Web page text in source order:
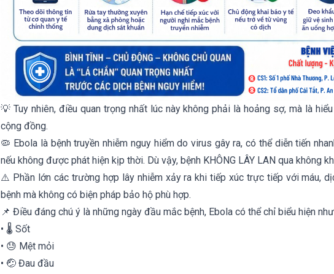
💡 Tuy nhiên, điều quan trọng nhất lúc này không phải là hoảng sợ, mà là
cộng đồng.
🦠 Ebola là bệnh truyền nhiễm nguy hiểm do virus gây ra, có thể diễn tiến
nếu không được phát hiện kịp thời. Dù vậy, bệnh KHÔNG LÂY LAN qua không
⚠️ Phần lớn các trường hợp lây nhiễm xảy ra khi tiếp xúc trực tiếp với máu,
bệnh mà không có biện pháp bảo hộ phù hợp.
📌 Điều đáng chú ý là những ngày đầu mắc bệnh, Ebola có thể chỉ biểu hiện
• 🌡️ Sốt
• 😓 Mệt mỏi
• 🤕 Đau đầu